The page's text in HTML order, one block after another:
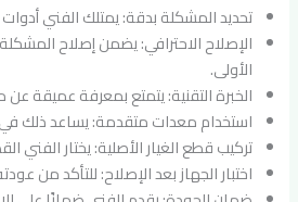
تحديد المشكلة بدقة: يمتلك الفني
الإصلاح الاحترافي: يضمن إصلاح
الأولى.
الخبرة التقنية: يتمتع بمعرفة عميقة عن
استخدام معدات متقدمة: يساعد ذلك في
تركيب قطع الغيار الأصلية: يختار الفني
اختبار الجهاز بعد الإصلاح: للتأكد من